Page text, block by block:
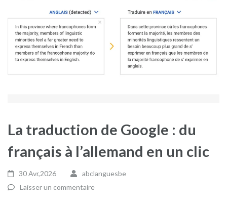
La traduction de Google : du
français à l’allemand en un clic
30 Avr,2026
abclanguesbe
Laisser un commentaire